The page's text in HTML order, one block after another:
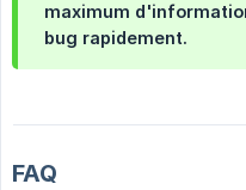
maximum
bug rapidement.
FAQ